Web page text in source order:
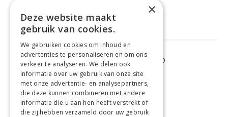
GRATIS VERZENDING VANAF €99
GEMAKKELIJKRETOURNEREN
LAAGSTEPRIJSGARANTIE
×
Deze website maakt
gebruik van cookies.
We gebruiken cookies om inhoud en
advertenties te personaliseren en om ons
verkeer te analyseren. We delen ook
informatie over uw gebruik van onze site
met onze advertentie- en analysepartners,
die deze kunnen combineren met andere
informatie die u aan hen heeft verstrekt of
die zij hebben verzameld door uw gebruik